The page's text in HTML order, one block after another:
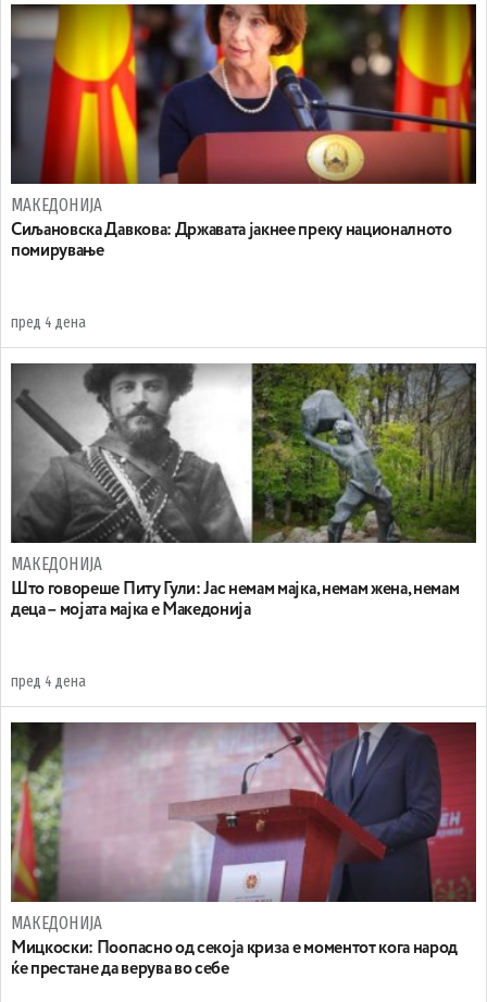
МАКЕДОНИЈА
Сиљановска Давкова: Државата јакнее преку националното
помирување
пред 4 дена
МАКЕДОНИЈА
Што говореше Питу Гули: Јас немам мајка, немам жена, немам
деца – мојата мајка е Македонија
пред 4 дена
МАКЕДОНИЈА
Мицкоски: Поопасно од секоја криза е моментот кога народ
ќе престане да верува во себе